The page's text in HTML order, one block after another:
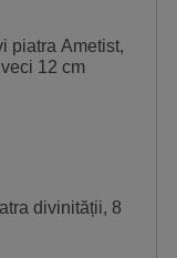
piatra Ametist,
12 cm
divinității, 8